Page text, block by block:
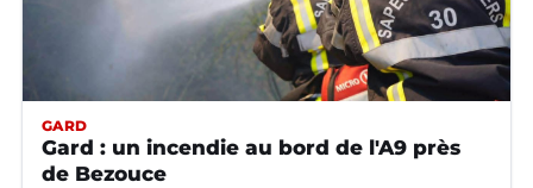
GARD
Gard : un incendie au bord de l'A9 près
de Bezouce